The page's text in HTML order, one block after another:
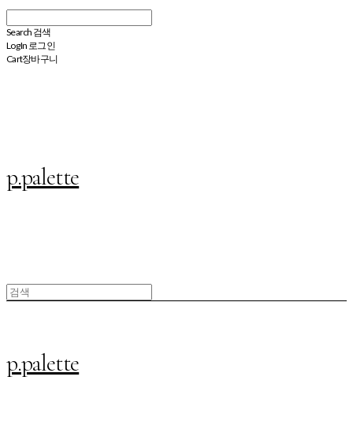
Search 검색
Log In 로그인
Cart장바구니
p.palette
p.palette